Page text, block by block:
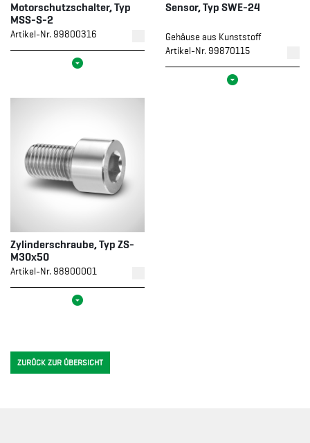
Motorschutzschalter, Typ
MSS-S-2
Artikel-Nr. 99800316
Sensor, Typ SWE-24
Gehäuse aus Kunststoff
Artikel-Nr. 99870115
Zylinderschraube, Typ ZS-
M30x50
Artikel-Nr. 98900001
ZURÜCK ZUR ÜBERSICHT